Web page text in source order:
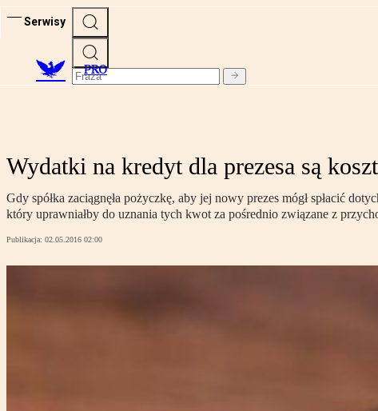
Serwisy
PRO
Wydatki na kredyt dla prezesa są
Gdy spółka zaciągnęła pożyczkę, aby jej nowy prezes mógł spłacić
który uprawniałby do uznania tych kwot za pośrednio związane z
Publikacja: 02.05.2016 02:00